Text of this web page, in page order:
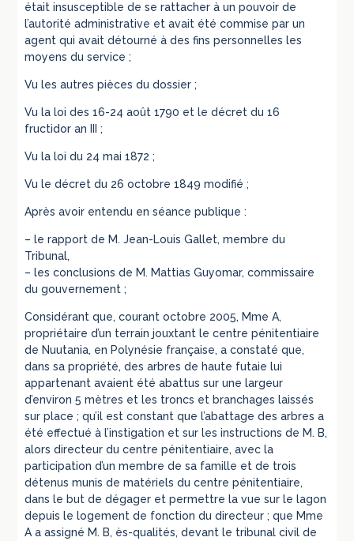
était insusceptible de se rattacher à un pouvoir de
l’autorité administrative et avait été commise par un
agent qui avait détourné à des fins personnelles les
moyens du service ;
Vu les autres pièces du dossier ;
Vu la loi des 16-24 août 1790 et le décret du 16
fructidor an III ;
Vu la loi du 24 mai 1872 ;
Vu le décret du 26 octobre 1849 modifié ;
Après avoir entendu en séance publique :
– le rapport de M. Jean-Louis Gallet, membre du
Tribunal,
– les conclusions de M. Mattias Guyomar, commissaire
du gouvernement ;
Considérant que, courant octobre 2005, Mme A,
propriétaire d’un terrain jouxtant le centre pénitentiaire
de Nuutania, en Polynésie française, a constaté que,
dans sa propriété, des arbres de haute futaie lui
appartenant avaient été abattus sur une largeur
d’environ 5 mètres et les troncs et branchages laissés
sur place ; qu’il est constant que l’abattage des arbres a
été effectué à l’instigation et sur les instructions de M. B,
alors directeur du centre pénitentiaire, avec la
participation d’un membre de sa famille et de trois
détenus munis de matériels du centre pénitentiaire,
dans le but de dégager et permettre la vue sur le lagon
depuis le logement de fonction du directeur ; que Mme
A a assigné M. B, ès-qualités, devant le tribunal civil de